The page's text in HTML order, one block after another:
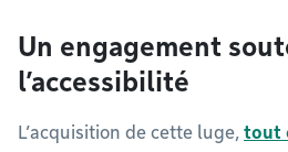
Un engagement
l’accessibilité
L’acquisition de cette luge, tout